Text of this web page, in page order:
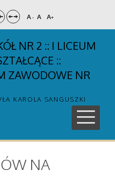
A- A A+
NR 2 :: I LICEUM
::
ZAWODOWE NR
KAROLA SANGUSZKI
NA